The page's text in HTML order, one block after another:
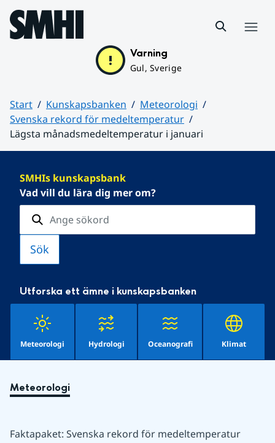
Hoppa till sidans innehåll
Varning
Gul, Sverige
Start Kunskapsbanken
Meteorologi
Svenska rekord för medeltemperatur
Lägsta månadsmedeltemperatur i januari
SMHIs kunskapsbank
Vad vill du lära dig mer om?
Utforska ett ämne i kunskapsbanken
Meteorologi Hydrologi Oceanografi Klimat
Meteorologi
Faktapaket: Svenska rekord för medeltemperatur